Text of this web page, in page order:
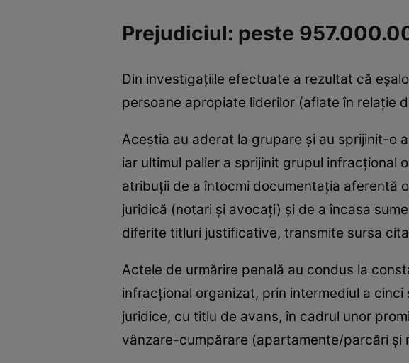
Prejudiciul: peste
Din investigaţiile efectuate a rezultat că
persoane apropiate liderilor (aflate în relaţie
Aceștia au aderat la grupare şi au sprijinit-o
iar ultimul palier a sprijinit grupul infracţional
atribuţii de a întocmi documentaţia aferentă
juridică (notari şi avocaţi) şi de a încasa
diferite titluri justificative, transmite sursa
Actele de urmărire penală au condus la
infracţional organizat, prin intermediul a
juridice, cu titlu de avans, în cadrul unor
vânzare-cumpărare (apartamente/parcări şi